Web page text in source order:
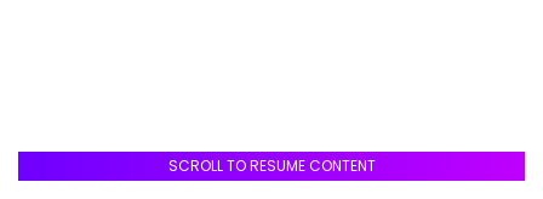
SCROLL TO RESUME CONTENT